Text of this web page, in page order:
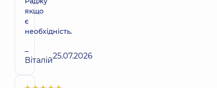
якщо
є
необхідність.
–
Віталій25.07.2026